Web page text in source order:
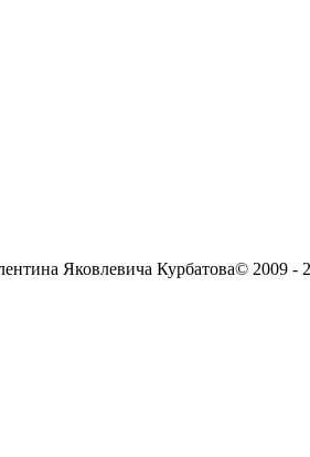
Яковлевича Курбатова© 2009 -